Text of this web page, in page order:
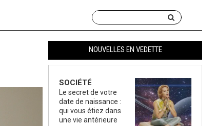
NOUVELLES EN VEDETTE
SOCIÉTÉ
Le secret de votre
date de naissance :
qui vous étiez dans
une vie antérieure